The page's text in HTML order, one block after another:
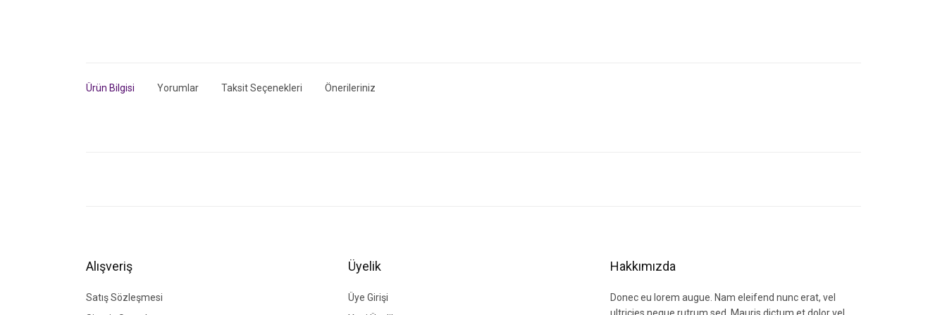
Ürün Bilgisi Yorumlar Taksit Seçenekleri Önerileriniz
Ürün fiyatı diğer sitelerden daha pahalı.
Bu ürüne benzer farklı alternatifler olmalı.
Alışveriş
Satış Sözleşmesi
Üyelik
Üye Girişi
Hakkımızda
Donec eu lorem augue. Nam eleifend nunc erat, vel